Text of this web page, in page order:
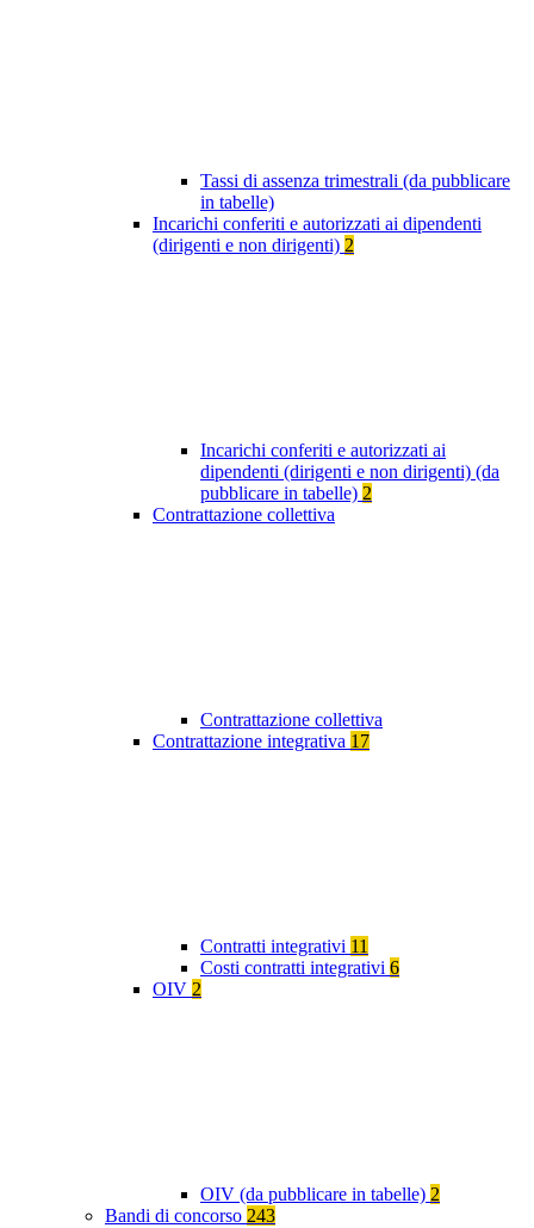
Tassi di assenza trimestrali (da pubblicare
in tabelle)
Incarichi conferiti e autorizzati ai dipendenti
(dirigenti e non dirigenti) 2
Incarichi conferiti e autorizzati ai
dipendenti (dirigenti e non dirigenti) (da
pubblicare in tabelle) 2
Contrattazione collettiva
Contrattazione collettiva
Contrattazione integrativa 17
Contratti integrativi 11
Costi contratti integrativi 6
OIV 2
OIV (da pubblicare in tabelle) 2
Bandi di concorso 243